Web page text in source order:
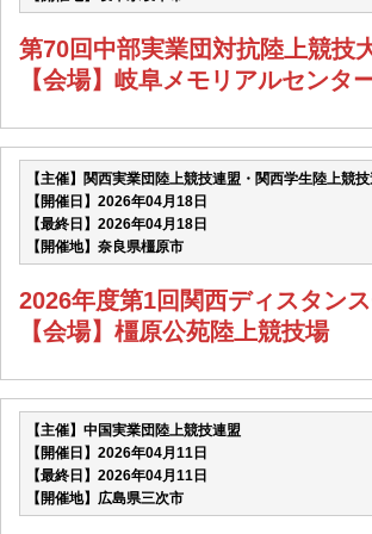
第70回中部実業団対抗陸上競技
【会場】岐阜メモリアルセン
【主催】関西実業団陸上競技連盟・関西学生陸上競技
【開催日】2026年04月18日
【最終日】2026年04月18日
【開催地】奈良県橿原市
2026年度第1回関西ディスタン
【会場】橿原公苑陸上競技場
【主催】中国実業団陸上競技連盟
【開催日】2026年04月11日
【最終日】2026年04月11日
【開催地】広島県三次市